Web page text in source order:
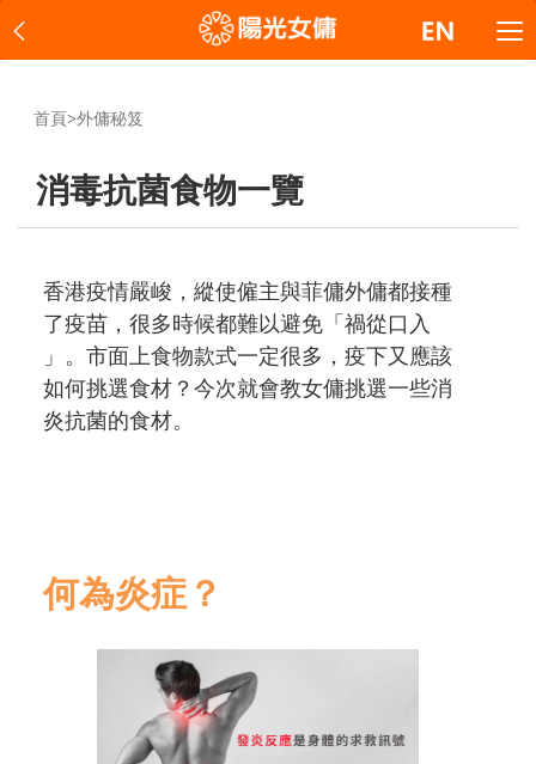
首頁>外傭秘笈
消毒抗菌食物一覽
香港疫情嚴峻，縱使僱主與菲傭外傭都接種
了疫苗，很多時候都難以避免「禍從口入
」。市面上食物款式一定很多，疫下又應該
如何挑選食材？今次就會教女傭挑選一些消
炎抗菌的食材。
何為炎症？